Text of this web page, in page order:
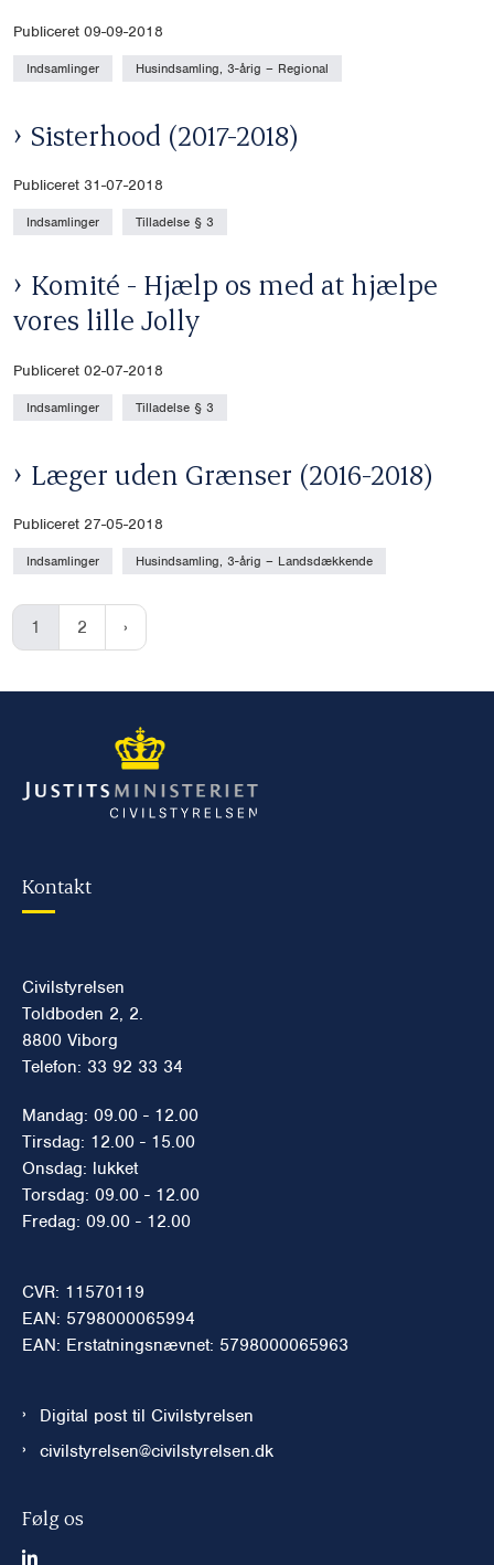
Publiceret 09-09-2018
Indsamlinger Husindsamling, 3-årig – Regional
Sisterhood (2017-2018)
Publiceret 31-07-2018
Indsamlinger Tilladelse § 3
Komité - Hjælp os med at hjælpe
vores lille Jolly
Publiceret 02-07-2018
Indsamlinger Tilladelse § 3
Læger uden Grænser (2016-2018)
Publiceret 27-05-2018
Indsamlinger Husindsamling, 3-årig – Landsdækkende
1 2
Kontakt
Civilstyrelsen
Toldboden 2, 2.
8800 Viborg
Telefon: 33 92 33 34
Mandag: 09.00 - 12.00
Tirsdag: 12.00 - 15.00
Onsdag: lukket
Torsdag: 09.00 - 12.00
Fredag: 09.00 - 12.00
CVR: 11570119
EAN: 5798000065994
EAN: Erstatningsnævnet: 5798000065963
Digital post til Civilstyrelsen
civilstyrelsen@civilstyrelsen.dk
Følg os